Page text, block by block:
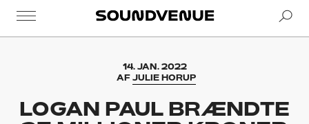
Soundvenue
14. JAN. 2022
AF JULIE HORUP
LOGAN PAUL BRÆNDTE